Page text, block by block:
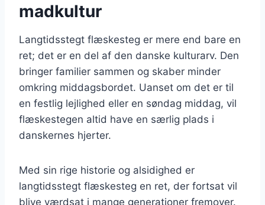
madkultur
Langtidsstegt flæskesteg er mere end bare en
ret; det er en del af den danske kulturarv. Den
bringer familier sammen og skaber minder
omkring middagsbordet. Uanset om det er til
en festlig lejlighed eller en søndag middag, vil
flæskestegen altid have en særlig plads i
danskernes hjerter.
Med sin rige historie og alsidighed er
langtidsstegt flæskesteg en ret, der fortsat vil
blive værdsat i mange generationer fremover.